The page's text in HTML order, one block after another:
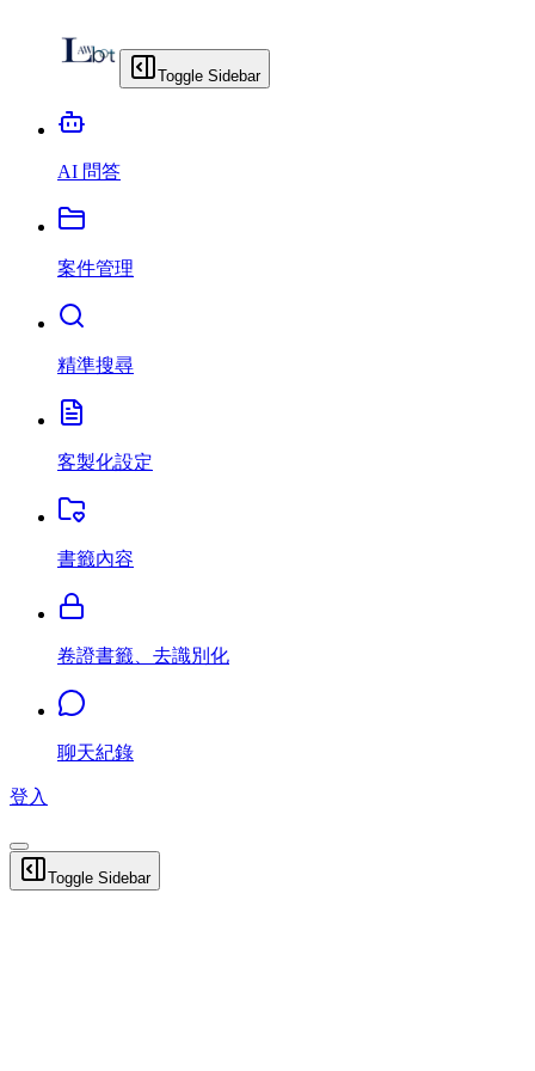
Toggle Sidebar
AI 問答
案件管理
精準搜尋
客製化設定
書籤內容
卷證書籤、去識別化
聊天紀錄
登入
Toggle Sidebar